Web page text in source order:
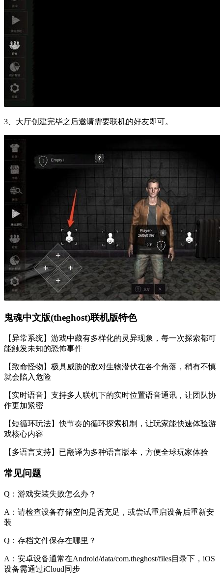
3、大厅创建完毕之后邀请需要联机的好友即可。
鬼魂中文版(theghost)联机版特色
【异常系统】游戏中藏有多样化的灵异现象，每一次探索都可
能触发未知的恐怖事件
【致命怪物】极具威胁的敌对生物潜伏在各个角落，稍有不慎
就会陷入危险
【实时语音】支持多人联机下的实时位置语音通讯，让团队协
作更加紧密
【短循环玩法】快节奏的循环探索机制，让玩家能快速体验游
戏核心内容
【多语言支持】已翻译为多种语言版本，方便全球玩家体验
常见问题
Q：游戏安装失败怎么办？
A：请检查设备存储空间是否充足，或尝试重启设备后重新安
装
Q：存档文件保存在哪里？
A：安卓设备通常在Android/data/com.theghost/files目录下，iOS
设备需通过iCloud同步